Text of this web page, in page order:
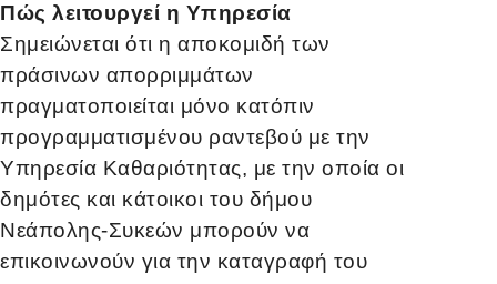
Πώς λειτουργεί η Υπηρεσία
Σημειώνεται ότι η αποκομιδή των
πράσινων απορριμμάτων
πραγματοποιείται μόνο κατόπιν
προγραμματισμένου ραντεβού με την
Υπηρεσία Καθαριότητας, με την οποία οι
δημότες και κάτοικοι του δήμου
Νεάπολης-Συκεών μπορούν να
επικοινωνούν για την καταγραφή του